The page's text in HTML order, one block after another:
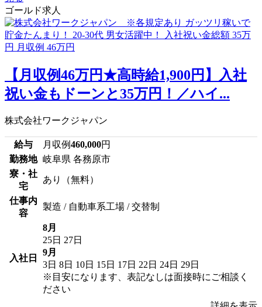
ゴールド求人
【月収例46万円★高時給1,900円】入社
祝い金もドーンと35万円！／ハイ...
株式会社ワークジャパン
給与 月収例460,000円
勤務地 岐阜県 各務原市
寮・社
宅
あり（無料）
仕事内
容
製造 / 自動車系工場 / 交替制
入社日
8月
25日 27日
9月
3日 8日 10日 15日 17日 22日 24日 29日
※目安になります、表記なしは面接時にご相談く
ださい